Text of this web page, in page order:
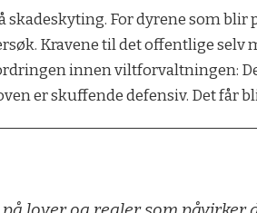
skadeskyting. For dyrene som
Kravene til det offentlige selv
innen viltforvaltningen:
er skuffende defensiv. Det får